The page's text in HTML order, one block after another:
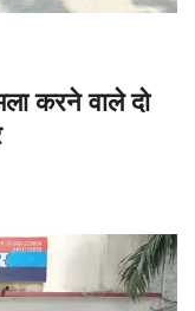
करने वाले दो